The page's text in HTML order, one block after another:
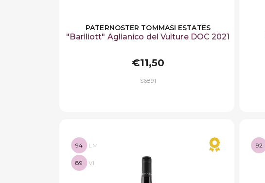
PATERNOSTER TOMMASI ESTATES
"Bariliott" Aglianico del Vulture DOC 2021
€11,50
S6891
94 LM
89 VI
92